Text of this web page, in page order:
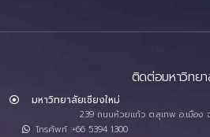
ติดต่อมหาวิทย
มหาวิทยาลัยเชียงใหม่
239 ถนนห้วยแก้ว ต.สุเทพ อ.เมือง
โทรศัพท์ :+66 5394 1300